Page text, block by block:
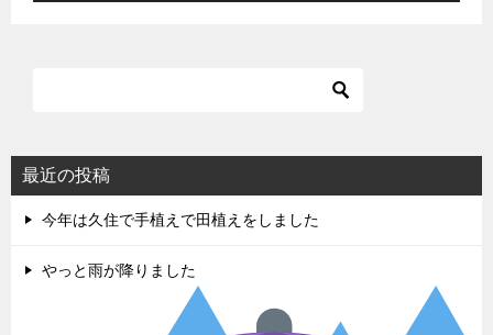
最近の投稿
今年は久住で手植えで田植えをしました
やっと雨が降りました